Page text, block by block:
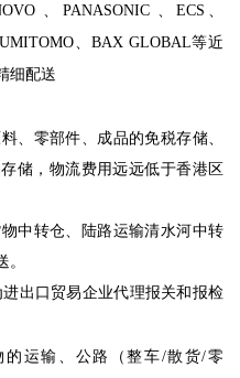
PANASONIC ECS
BAX GLOBAL等近
细配送
、零部件、成品的免税存储、
储，物流费用远远低于香港区
中转仓、陆路运输清水河中转
出口贸易企业代理报关和报检
的运输、公路（整车/散货/零